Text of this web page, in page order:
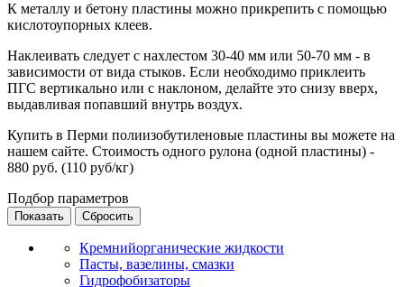
К металлу и бетону пластины можно прикрепить с помощью
кислотоупорных клеев.
Наклеивать следует с нахлестом 30-40 мм или 50-70 мм - в
зависимости от вида стыков. Если необходимо приклеить
ПГС вертикально или с наклоном, делайте это снизу вверх,
выдавливая попавший внутрь воздух.
Купить в Перми полиизобутиленовые пластины вы можете на
нашем сайте. Стоимость одного рулона (одной пластины) -
880 руб. (110 руб/кг)
Подбор параметров
Кремнийорганические жидкости
Пасты, вазелины, смазки
Гидрофобизаторы